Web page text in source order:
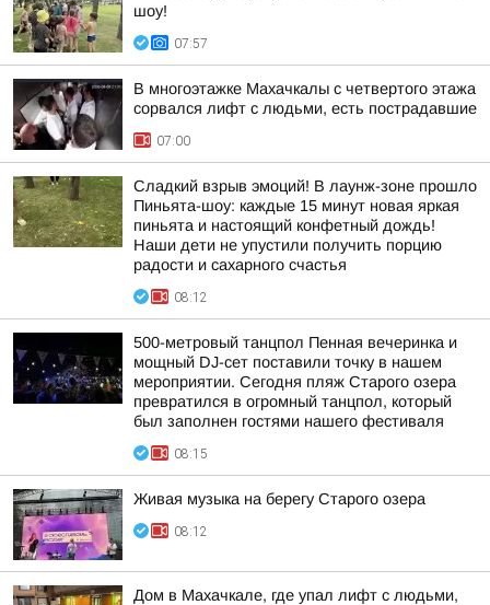
шоу!
07:57
В многоэтажке Махачкалы с четвертого этажа
сорвался лифт с людьми, есть пострадавшие
07:00
Сладкий взрыв эмоций! В лаунж-зоне прошло
Пиньята-шоу: каждые 15 минут новая яркая
пиньята и настоящий конфетный дождь!
Наши дети не упустили получить порцию
радости и сахарного счастья
08:12
500-метровый танцпол Пенная вечеринка и
мощный DJ-сет поставили точку в нашем
мероприятии. Сегодня пляж Старого озера
превратился в огромный танцпол, который
был заполнен гостями нашего фестиваля
08:15
Живая музыка на берегу Старого озера
08:12
Дом в Махачкале, где упал лифт с людьми,